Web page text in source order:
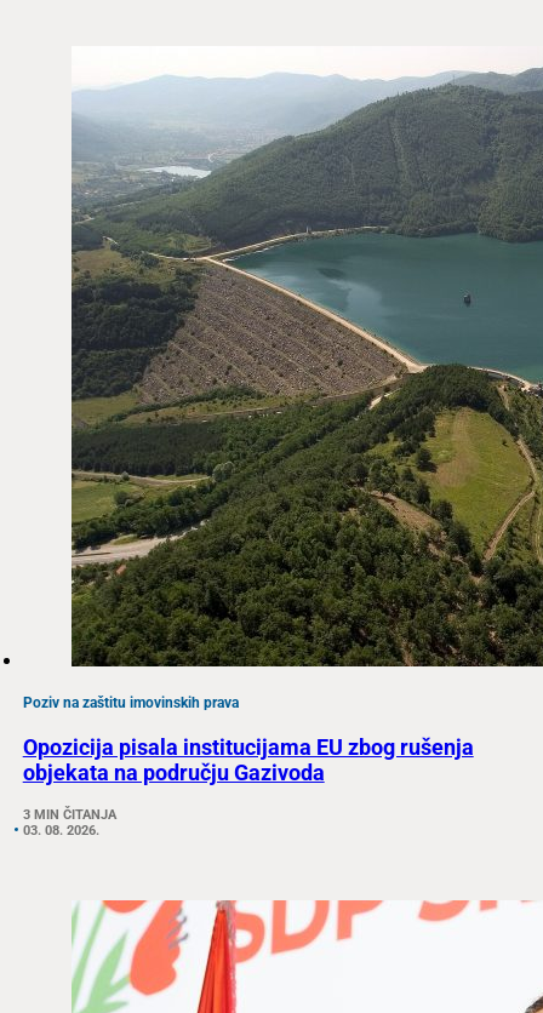
Poziv na zaštitu imovinskih prava
Opozicija pisala institucijama EU zbog rušenja
objekata na području Gazivoda
3 MIN ČITANJA
03. 08. 2026.